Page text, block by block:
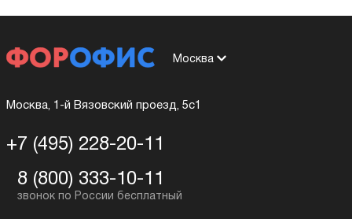
Москва
Москва, 1-й Вязовский проезд, 5с1
+7 (495) 228-20-11
8 (800) 333-10-11